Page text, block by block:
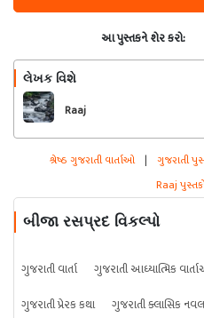
આ પુસ્તકને શેર કરો:
લેખક વિશે
Raaj
શ્રેષ્ઠ ગુજરાતી વાર્તાઓ | ગુજરાતી
Raaj
બીજા રસપ્રદ વિકલ્પો
ગુજરાતી વાર્તા ગુજરાતી આધ્યાત્મિક
ગુજરાતી પ્રેરક કથા
ગુજરાતી ક્લાસિક